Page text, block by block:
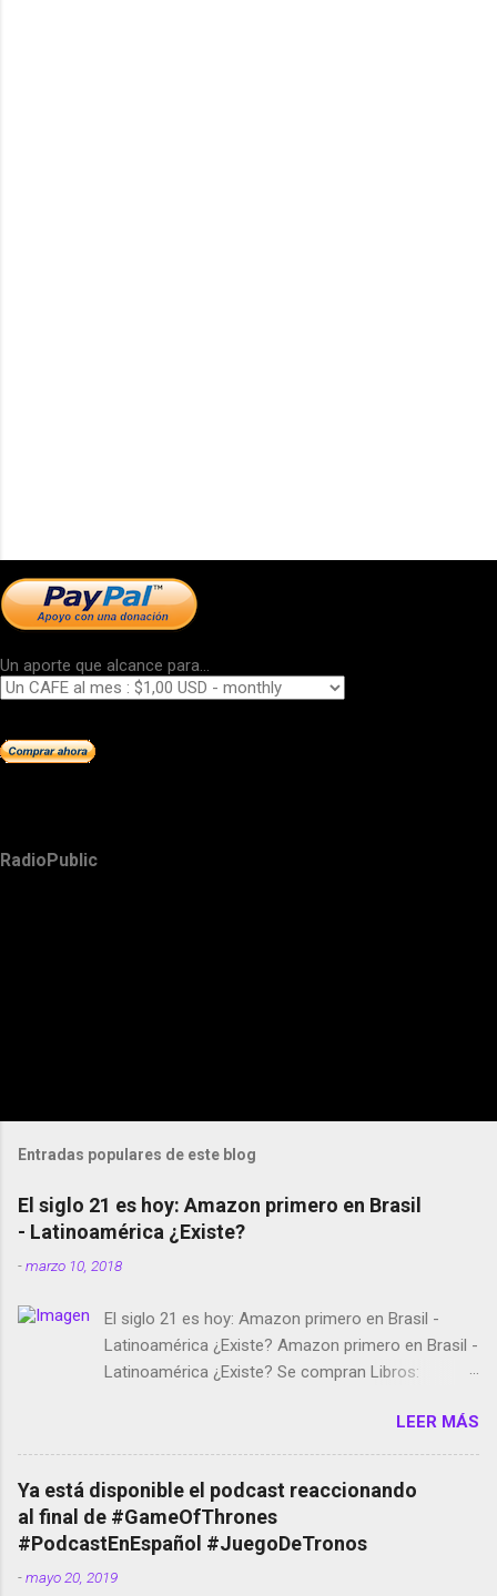
Un aporte que alcance para...
RadioPublic
Entradas populares de este blog
El siglo 21 es hoy: Amazon primero en Brasil
- Latinoamérica ¿Existe?
-marzo 10, 2018
El siglo 21 es hoy: Amazon primero en Brasil -
Latinoamérica ¿Existe? Amazon primero en Brasil -
Latinoamérica ¿Existe? Se compran Libros:
temporada de Black Mirror Twitter deja de verificar
cuentas Responden los fotógrafos Brian May y el
copyright en Instagram Música y vídeo selfies en la
red social Riddley Scott saca a Kevin Spacey de su
película Francisco regaña a los que usan el
smartphone en sus misas La serie de la Tierra
Media GoBee - StartUp de bicicletas de alquiler
LEER MÁS
Ya está disponible el podcast reaccionando
al final de #GameOfThrones
#PodcastEnEspañol #JuegoDeTronos
-mayo 20, 2019